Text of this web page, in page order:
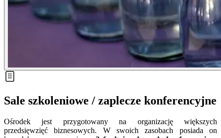
Sale szkoleniowe / zaplecze konferencyjne
Ośrodek jest przygotowany na organizację większych
przedsięwzięć biznesowych. W swoich zasobach posiada on